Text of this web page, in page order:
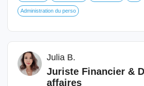
Administration du perso
Julia B.
Juriste Financier &
affaires